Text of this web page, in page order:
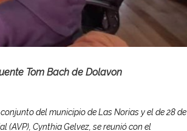
Tom Bach de Dolavon
del municipio de Las Norias y el de 28 de
(AVP), Cynthia Gelvez, se reunió con el